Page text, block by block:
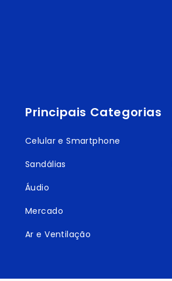
Principais Categorias
Celular e Smartphone
Sandálias
Áudio
Mercado
Ar e Ventilação